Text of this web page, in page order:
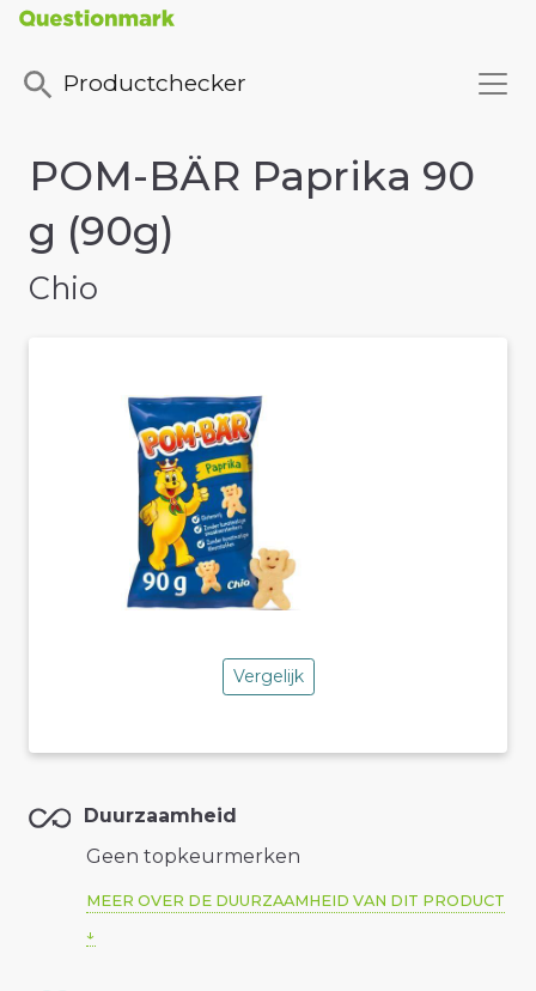
Productchecker
POM-BÄR Paprika 90
g (90g)
Chio
Vergelijk
Duurzaamheid
Geen topkeurmerken
MEER OVER DE DUURZAAMHEID VAN DIT PRODUCT